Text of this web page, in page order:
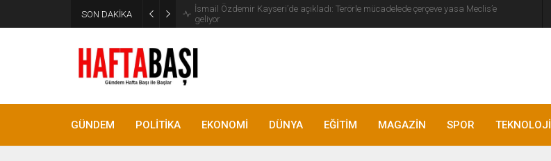
SON DAKİKA Süleyman Soylu ‘çok korktum’ deyip ilk kez açıkladı: En büyük tehdit dışarısıdır!
GÜNDEM POLİTİKA EKONOMİ DÜNYA EĞİTİM MAGAZİN SPOR TEKNOLOJİ